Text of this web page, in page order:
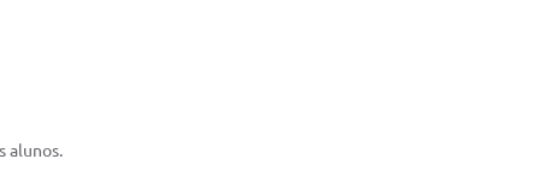
alunos.